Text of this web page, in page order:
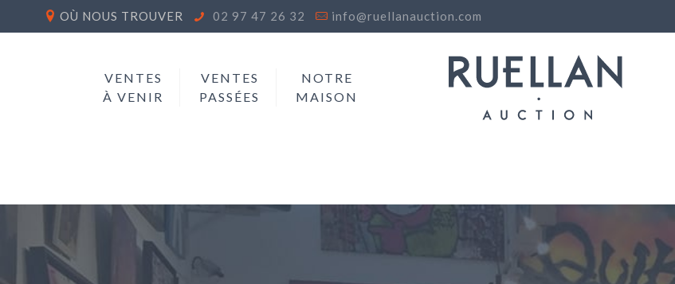
OÙ NOUS TROUVER 02 97 47 26 32 info@ruellanauction.com
VENTES
À VENIR
VENTES
PASSÉES
NOTRE
MAISON